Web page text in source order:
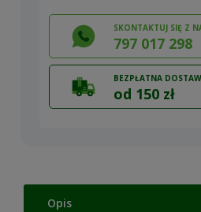
SKONTAKTUJ SIĘ Z
797 017 298
BEZPŁATNA
od 150 zł
Opis